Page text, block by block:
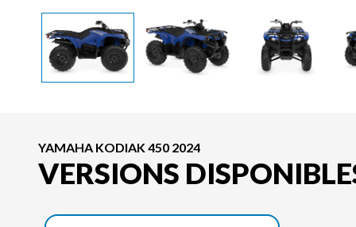
YAMAHA KODIAK 450 2024
VERSIONS